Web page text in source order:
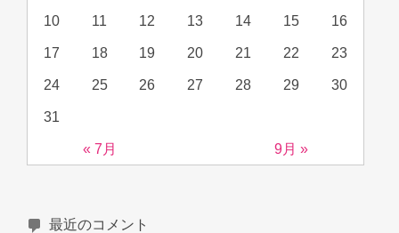
« 7月 9月 »
10 11 12 13 14 15 16
17 18 19 20 21 22 23
24 25 26 27 28 29 30
31
最近のコメント